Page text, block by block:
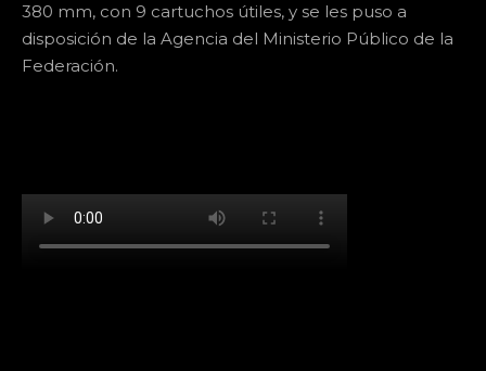
380 mm, con 9 cartuchos útiles, y se les puso a
disposición de la Agencia del Ministerio Público de la
Federación.